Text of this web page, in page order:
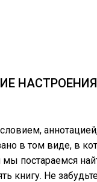
в том виде, в
постараемся
Не